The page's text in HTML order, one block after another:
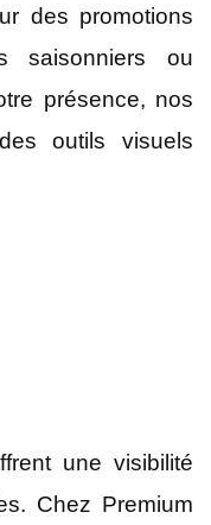
des promotions
saisonniers ou
présence, nos
outils visuels
une visibilité
Chez Premium